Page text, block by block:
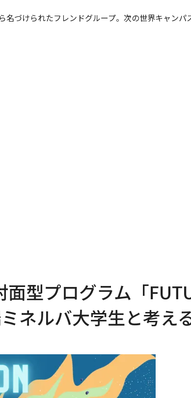
づけられたフレンドグループ。次の世界キャン
型プログラム「
ネルバ大学生と考え